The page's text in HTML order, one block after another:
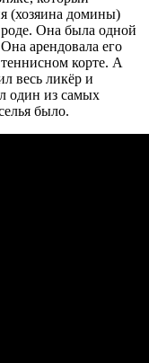
(хозяина домины)
роде. Она была одной
арендовала его
корте. А
весь ликёр и
один из самых
было.